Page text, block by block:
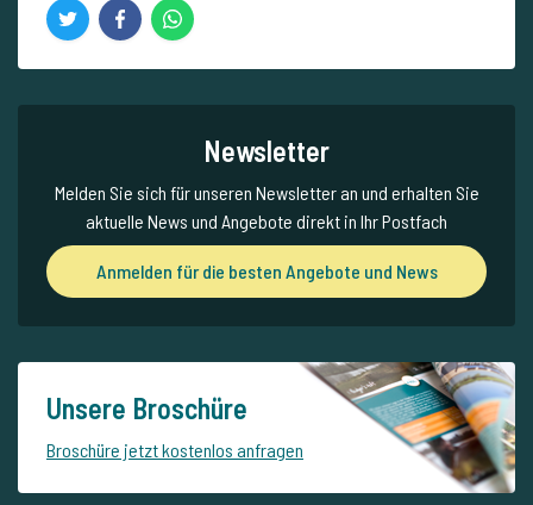
Newsletter
Melden Sie sich für unseren Newsletter an und erhalten Sie
aktuelle News und Angebote direkt in Ihr Postfach
Anmelden für die besten Angebote und News
Unsere Broschüre
Broschüre jetzt kostenlos anfragen